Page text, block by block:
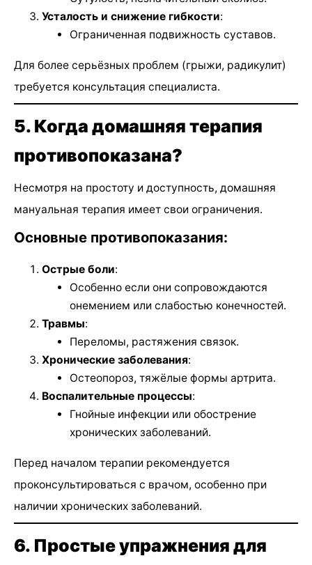
Усталость и снижение гибкости:
Ограниченная подвижность суставов.
Для более серьёзных проблем (грыжи, радикулит)
требуется консультация специалиста.
5. Когда домашняя терапия
противопоказана?
Несмотря на простоту и доступность, домашняя
мануальная терапия имеет свои ограничения.
Основные противопоказания:
Острые боли:
Особенно если они сопровождаются
онемением или слабостью конечностей.
Травмы:
Переломы, растяжения связок.
Хронические заболевания:
Остеопороз, тяжёлые формы артрита.
Воспалительные процессы:
Гнойные инфекции или обострение
хронических заболеваний.
Перед началом терапии рекомендуется
проконсультироваться с врачом, особенно при
наличии хронических заболеваний.
6. Простые упражнения для